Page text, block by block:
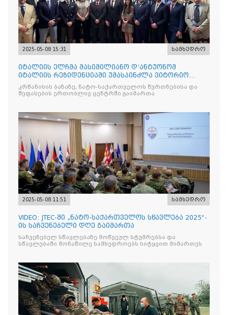
2025-05-08 15:31 სამხედრო
იტალიის ელჩმა მასიმილიანო დ’ანტუონომ
იტალიის რეზიდენციაში უმასპინძლა ვიტორიო
ვენეტოს სახ. დივიზიის ს
კრწანისის ბაზაზე, ნატო-საქართველოს წვრთნებისა და
შეფასების ერთობლივ ცენტრში გაიმართა
2025-05-08 11:51 სამხედრო
VIDEO: JTEC-ში „ნატო-საქართველოს სწავლება 2025“-
ის საჩვენებელი დღე გაიმართა
საჩვენებელ სწავლებაზე მოწვეულ სტუმრებსა და
სწავლებაში მონაწილე სამხედროებს სიტყვით მიმართეს